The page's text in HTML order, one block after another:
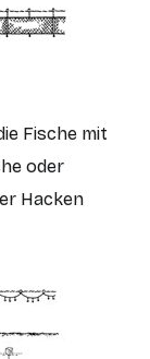
Fische mit
oder
Hacken